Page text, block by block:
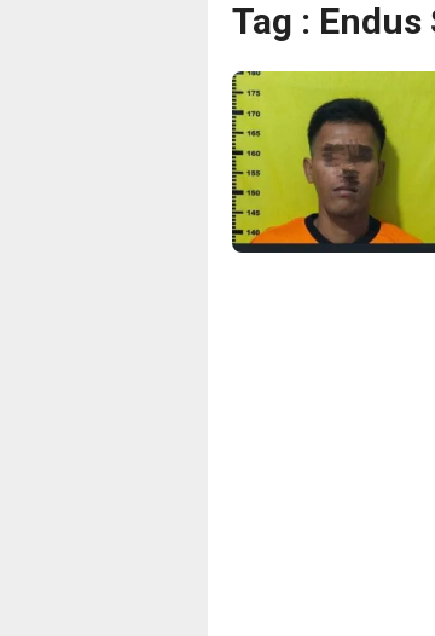
Tag : Endus